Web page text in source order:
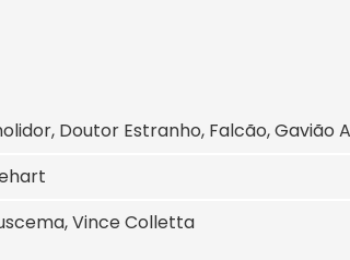
Doutor Estranho, Falcão, Gavião
Vince Colletta